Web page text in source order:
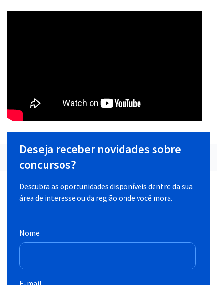
Deseja receber novidades sobre
concursos?
Descubra as oportunidades disponíveis dentro da sua
área de interesse ou da região onde você mora.
Nome
E-mail